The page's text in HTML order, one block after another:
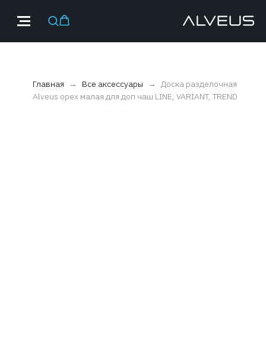
Главная Все аксессуары
Доска разделочная
Alveus орех малая для доп чаш LINE, VARIANT, TREND